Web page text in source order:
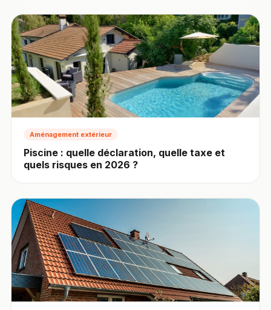
Aménagement extérieur
Piscine : quelle déclaration, quelle taxe et
quels risques en 2026 ?